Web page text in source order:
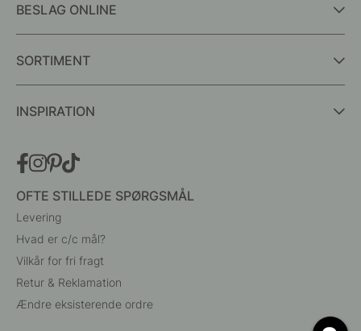
BESLAG ONLINE
SORTIMENT
INSPIRATION
OFTE STILLEDE SPØRGSMÅL
Levering
Hvad er c/c mål?
Vilkår for fri fragt
Retur & Reklamation
Ændre eksisterende ordre